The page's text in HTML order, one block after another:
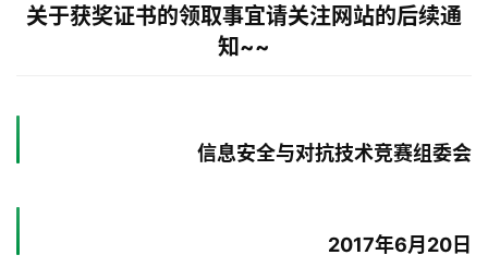
关于获奖证书的领取事宜请关注网站的后续通
知~~
信息安全与对抗技术竞赛组委会
2017年6月20日